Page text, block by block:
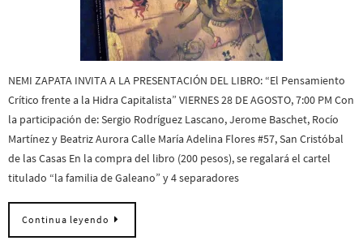
NEMI ZAPATA INVITA A LA PRESENTACIÓN DEL LIBRO: “El Pensamiento
Crítico frente a la Hidra Capitalista” VIERNES 28 DE AGOSTO, 7:00 PM Con
la participación de: Sergio Rodríguez Lascano, Jerome Baschet, Rocío
Martínez y Beatriz Aurora Calle María Adelina Flores #57, San Cristóbal
de las Casas En la compra del libro (200 pesos), se regalará el cartel
titulado “la familia de Galeano” y 4 separadores
Continua leyendo